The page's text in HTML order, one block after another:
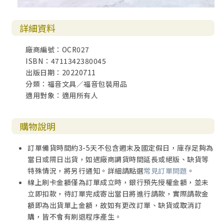
詳細資料
廠商編號：OCR027
ISBN：4711342380045
出版日期：20220711
分類：福音文具／福音包裝用品
適用對象：適用所有人
購物說明
訂單備貨時間約3-5天不包含週末及國定假日，庫存足夠為
當日或隔日出貨，如遇廠商調貨時間延長或絕版、缺貨等
特殊情況，將另行通知。詳細請點選常見訂單問題 。
線上刷卡金額僅為訂單成立時，銀行預先授權金額，並未
立即扣款，待訂單完成寄出當日將進行請款，實際請款金
額即為出貨單上金額，故如有更改訂單、缺貨或取消訂
購，皆不會有刷退程序產生。